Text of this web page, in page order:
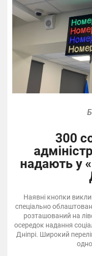
300
надають у
Наявні кнопки
спеціально
розташований на
осередок надання
Дніпрі. Широкий